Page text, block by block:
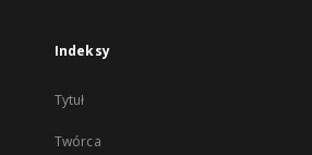
Indeksy
Tytuł
Twórca